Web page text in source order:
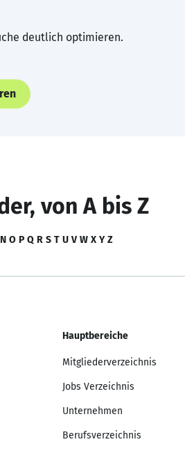
deutlich optimieren.
von A bis Z
N O P Q R S T U V W X Y Z
Hauptbereiche
Mitgliederverzeichnis
Jobs Verzeichnis
Unternehmen
Berufsverzeichnis